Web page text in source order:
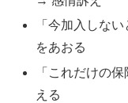
「今加入しな
をあおる
「これだけの
える